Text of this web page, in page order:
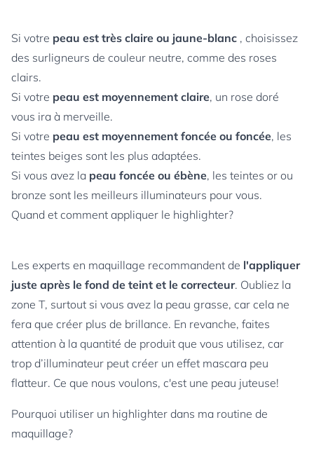
Si votre peau est très claire ou jaune-blanc , choisissez
des surligneurs de couleur neutre, comme des roses
clairs.
Si votre peau est moyennement claire, un rose doré
vous ira à merveille.
Si votre peau est moyennement foncée ou foncée, les
teintes beiges sont les plus adaptées.
Si vous avez la peau foncée ou ébène, les teintes or ou
bronze sont les meilleurs illuminateurs pour vous.
Quand et comment appliquer le highlighter?
Les experts en maquillage recommandent de l'appliquer
juste après le fond de teint et le correcteur. Oubliez la
zone T, surtout si vous avez la peau grasse, car cela ne
fera que créer plus de brillance. En revanche, faites
attention à la quantité de produit que vous utilisez, car
trop d’illuminateur peut créer un effet mascara peu
flatteur. Ce que nous voulons, c'est une peau juteuse!
Pourquoi utiliser un highlighter dans ma routine de
maquillage?